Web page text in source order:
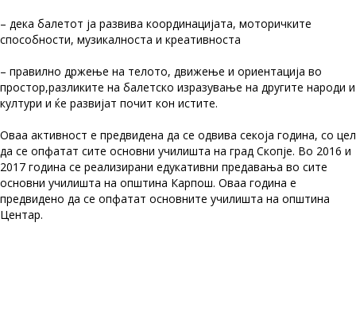
– дека балетот ја развива координацијата, моторичките
способности, музикалноста и креативноста
– правилно држење на телото, движење и ориентација во
простор,разликите на балетско изразување на другите народи и
култури и ќе развијат почит кон истите.
Оваа активност е предвидена да се одвива секоја година, со цел
да се опфатат сите основни училишта на град Скопје. Во 2016 и
2017 година се реализирани едукативни предавања во сите
основни училишта на општина Карпош. Оваа година е
предвидено да се опфатат основните училишта на општина
Центар.